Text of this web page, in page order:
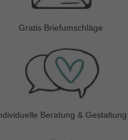
Gratis Briefumschläge
Beratung & Gestaltung